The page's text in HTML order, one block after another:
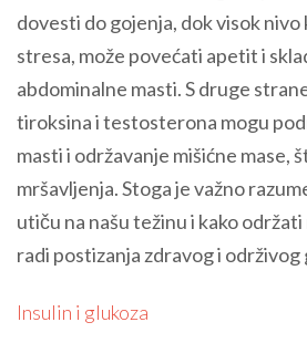
dovesti do gojenja, dok visok
stresa, može povećati apetit i
abdominalne masti. S druge
tiroksina i testosterona mogu
masti i održavanje mišićne mase,
mršavljenja. Stoga je važno
utiču na našu težinu i kako
radi postizanja zdravog i
Insulin i glukoza